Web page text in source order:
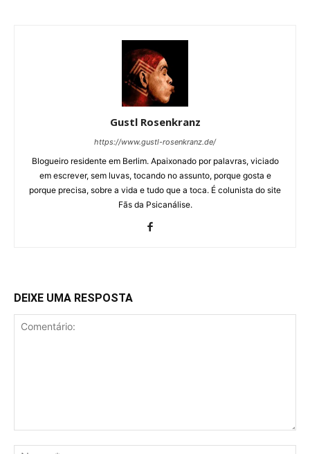
Gustl Rosenkranz
https://www.gustl-rosenkranz.de/
Blogueiro residente em Berlim. Apaixonado por palavras, viciado
em escrever, sem luvas, tocando no assunto, porque gosta e
porque precisa, sobre a vida e tudo que a toca. É colunista do site
Fãs da Psicanálise.
DEIXE UMA RESPOSTA